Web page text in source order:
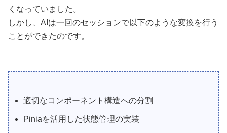
くなっていました。
しかし、AIは一回のセッションで以下のような変換を行う
ことができたのです。
適切なコンポーネント構造への分割
Piniaを活用した状態管理の実装